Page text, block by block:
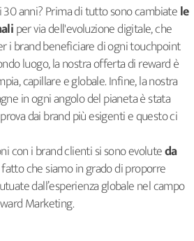
anni? Prima di tutto sono cambiatele
per via dell'evoluzione digitale, che
i brand beneficiare di ogni touchpoint
luogo, la nostra offerta di reward è
capillare e globale. Infine, la nostra
in ogni angolo del pianeta è stata
dai brand più esigenti e questo ci
con i brand clienti si sono evoluteda
che siamo in grado di proporre
dall’esperienza globale nel campo
Marketing.